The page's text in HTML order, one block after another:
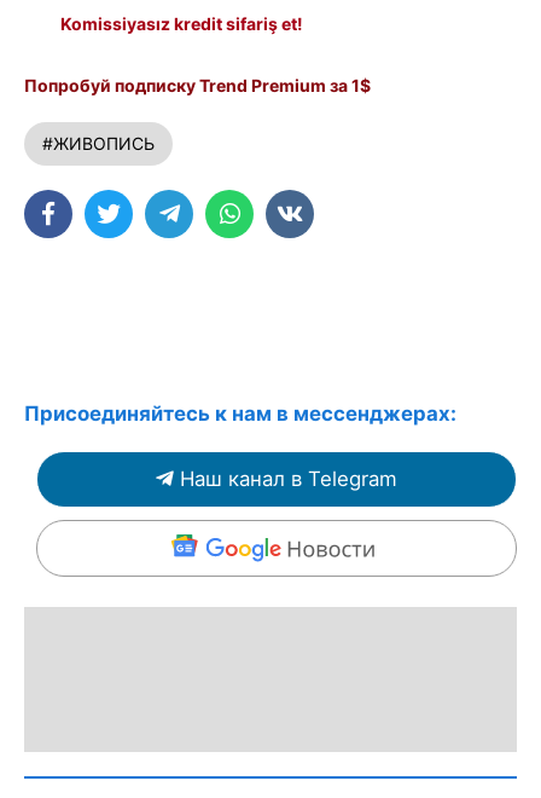
Komissiyasız kredit sifariş et!
Попробуй подписку Trend Premium за 1$
#ЖИВОПИСЬ
Присоединяйтесь к нам в мессенджерах:
Наш канал в Telegram